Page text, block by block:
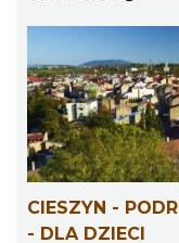
Cieszyn
0.43 km
CIESZYN -
- DLA DZIECI